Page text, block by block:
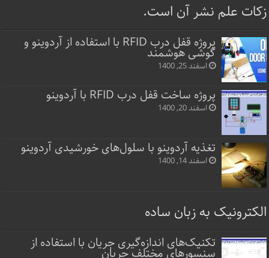
زکات علم نشر آن است.
پروژه قفل‌ درب RFID با استفاده از آردوینو و
گوشی هوشمند
اسفند 25, 1400
پروژه ساخت قفل‌ درب RFID با آردوینو
اسفند 20, 1400
تغذیه آردوینو با سلول‌های خورشیدی آردوینو
اسفند 14, 1400
الکترونیک به زبان ساده
تکنیک‌های اندازه‌گیری جریان با استفاده از
سنسورهای مختلف جریان